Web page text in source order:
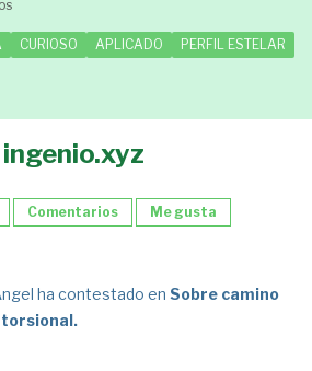
CURIOSO APLICADO
PERFIL ESTELAR
Comentarios
Me gusta
ha contestado enSobre camino
torsional.